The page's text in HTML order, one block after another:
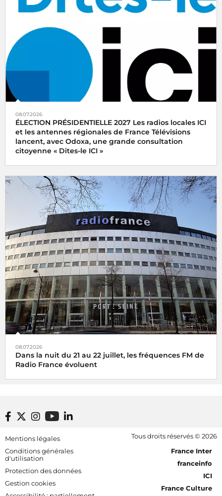
08.07.2026
ÉLECTION PRÉSIDENTIELLE 2027 Les radios locales ICI
et les antennes régionales de France Télévisions
lancent, avec Odoxa, une grande consultation
citoyenne « Dites-le ICI »
08.07.2026
Dans la nuit du 21 au 22 juillet, les fréquences FM de
Radio France évoluent
Footer bottom
Mentions légales
Conditions générales
d'utilisation
Protection des données
Gestion cookies
Tous droits réservés © 2026
[RDF] Pied de page - Mobile
France Inter
franceinfo
ICI
France Culture